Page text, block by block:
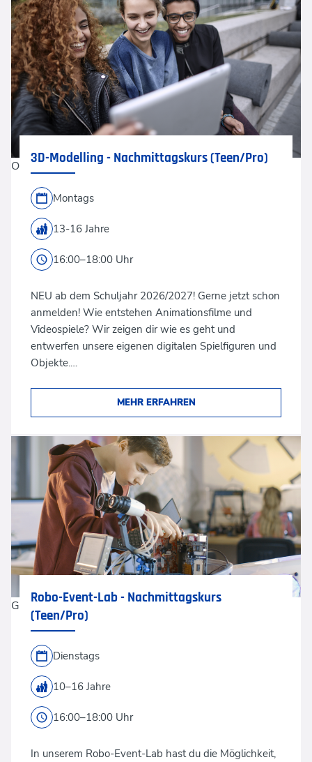
Oliver Rossi via Getty Images
3D-Modelling - Nachmittagskurs (Teen/Pro)
Montags
13-16 Jahre
16:00–18:00 Uhr
NEU ab dem Schuljahr 2026/2027! Gerne jetzt schon
anmelden! Wie entstehen Animationsfilme und
Videospiele? Wir zeigen dir wie es geht und
entwerfen unsere eigenen digitalen Spielfiguren und
Objekte.…
MEHR ERFAHREN
Gorodenkoff via Shutterstock
Robo-Event-Lab - Nachmittagskurs
(Teen/Pro)
Dienstags
10–16 Jahre
16:00–18:00 Uhr
In unserem Robo-Event-Lab hast du die Möglichkeit,